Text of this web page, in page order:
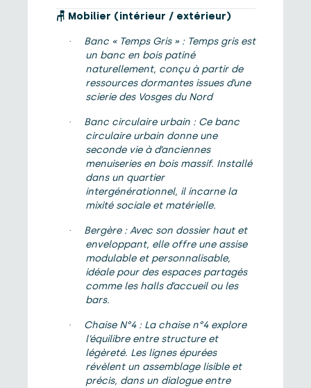
🪑 Mobilier (intérieur / extérieur)
·
Banc « Temps Gris » : Temps gris est
un banc en bois patiné
naturellement, conçu à partir de
ressources dormantes issues d’une
scierie des Vosges du Nord
·
Banc circulaire urbain : Ce banc
circulaire urbain donne une
seconde vie à d’anciennes
menuiseries en bois massif. Installé
dans un quartier
intergénérationnel, il incarne la
mixité sociale et matérielle.
·
Bergère : Avec son dossier haut et
enveloppant, elle offre une assise
modulable et personnalisable,
idéale pour des espaces partagés
comme les halls d’accueil ou les
bars.
·
Chaise N°4 : La chaise n°4 explore
l’équilibre entre structure et
légèreté. Les lignes épurées
révèlent un assemblage lisible et
précis, dans un dialogue entre